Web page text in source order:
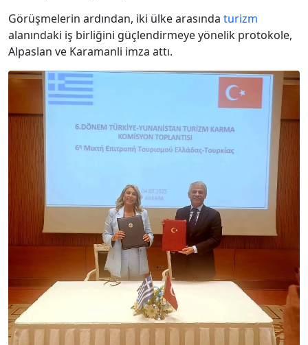
Görüşmelerin ardından, iki ülke arasında turizm
alanındaki iş birliğini güçlendirmeye yönelik protokole,
Alpaslan ve Karamanli imza attı.